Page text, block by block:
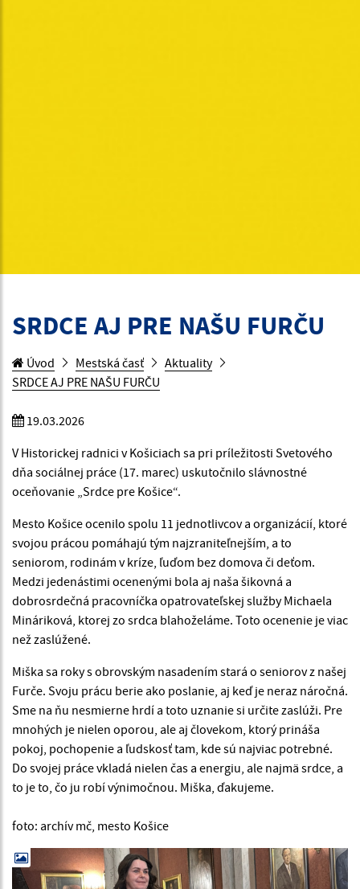
SRDCE AJ PRE NAŠU FURČU
Úvod Mestská časť
Aktuality
SRDCE AJ PRE NAŠU FURČU
19.03.2026
V Historickej radnici v Košiciach sa pri príležitosti Svetového
dňa sociálnej práce (17. marec) uskutočnilo slávnostné
oceňovanie „Srdce pre Košice“.
Mesto Košice ocenilo spolu 11 jednotlivcov a organizácií, ktoré
svojou prácou pomáhajú tým najzraniteľnejším, a to
seniorom, rodinám v kríze, ľuďom bez domova či deťom.
Medzi jedenástimi ocenenými bola aj naša šikovná a
dobrosrdečná pracovníčka opatrovateľskej služby Michaela
Mináriková, ktorej zo srdca blahoželáme. Toto ocenenie je viac
než zaslúžené.
Miška sa roky s obrovským nasadením stará o seniorov z našej
Furče. Svoju prácu berie ako poslanie, aj keď je neraz náročná.
Sme na ňu nesmierne hrdí a toto uznanie si určite zaslúži. Pre
mnohých je nielen oporou, ale aj človekom, ktorý prináša
pokoj, pochopenie a ľudskosť tam, kde sú najviac potrebné.
Do svojej práce vkladá nielen čas a energiu, ale najmä srdce, a
to je to, čo ju robí výnimočnou. Miška, ďakujeme.
foto: archív mč, mesto Košice